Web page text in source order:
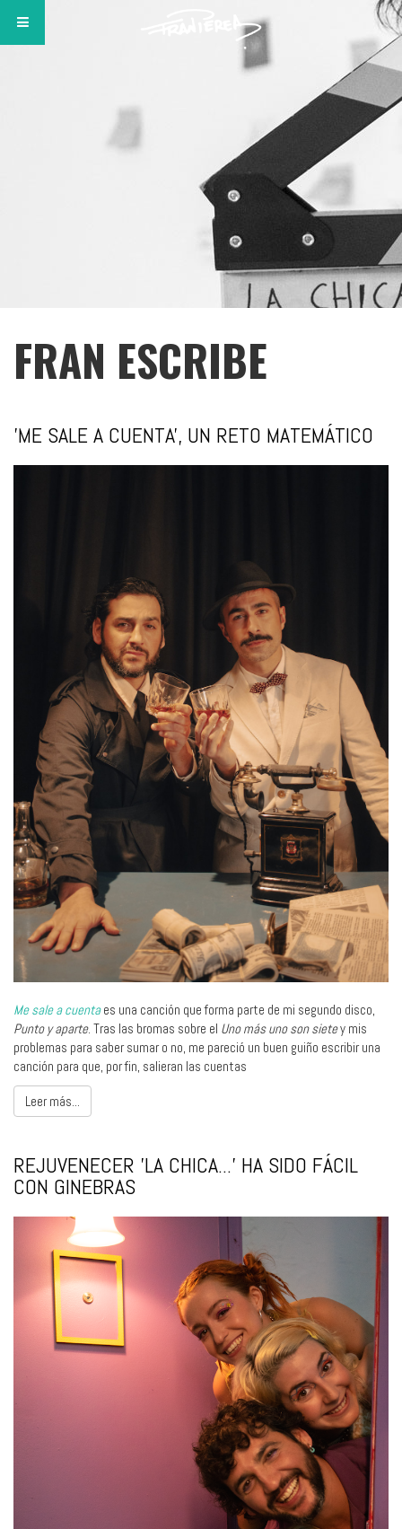
FRAN ESCRIBE
'ME SALE A CUENTA', UN RETO MATEMÁTICO
Me sale a cuenta es una canción que forma parte de mi segundo disco,
Punto y aparte. Tras las bromas sobre el Uno más uno son sietey mis
problemas para saber sumar o no, me pareció un buen guiño escribir una
canción para que, por fin, salieran las cuentas
Leer más...
REJUVENECER 'LA CHICA...' HA SIDO FÁCIL
CON GINEBRAS